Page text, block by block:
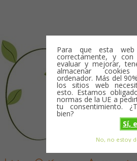
Para que esta web
correctamente, y
evaluar y mejorar,
almacenar
ordenador. Más del
los sitios web
esto. Estamos
normas de la UE a
tu consentimiento.
bien?
Sí,
No, no estoy
Skip to content